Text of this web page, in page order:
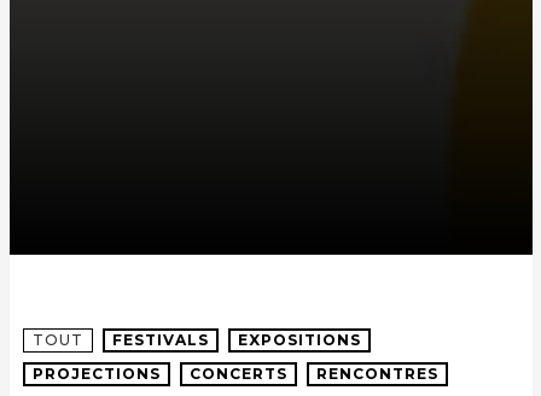
TOUT FESTIVALS
EXPOSITIONS
PROJECTIONS
CONCERTS
RENCONTRES